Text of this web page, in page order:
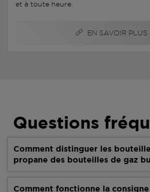
et à toute heure.
EN SAVOIR PLUS
Questions
Comment distinguer les
propane des bouteilles de gaz
Comment fonctionne la consigne